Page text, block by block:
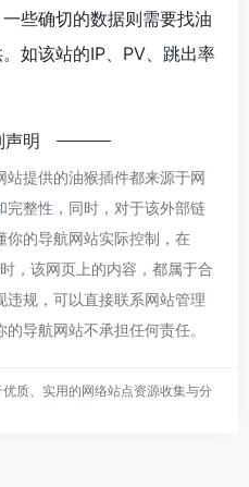
些确切的数据则需要找油
如该站的IP、PV、跳出率
声明
提供的油猴插件都来源于网
完整性，同时，对于该外部链
你的导航网站实际控制，在
，该网页上的内容，都属于合
规，可以直接联系网站管理
导航网站不承担任何责任。
质、实用的网络站点资源收集与分